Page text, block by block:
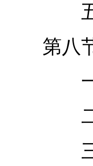
五、企
第八节
一、
二、
三、